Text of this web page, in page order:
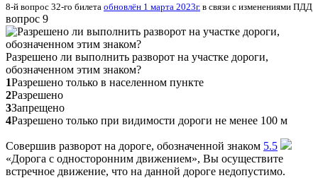
8-й вопрос 32-го билета обновлён 1 марта 2023г. в связи с изменениями ПДД
вопрос 9
Разрешено ли выполнить разворот на участке дороги,
обозначенном этим знаком?
1Разрешено только в населенном пункте
2Разрешено
3Запрещено
4Разрешено только при видимости дороги не менее 100 м
Совершив разворот на дороге, обозначенной знаком 5.5
«Дорога с односторонним движением», Вы осуществите
встречное движение, что на данной дороге недопустимо.